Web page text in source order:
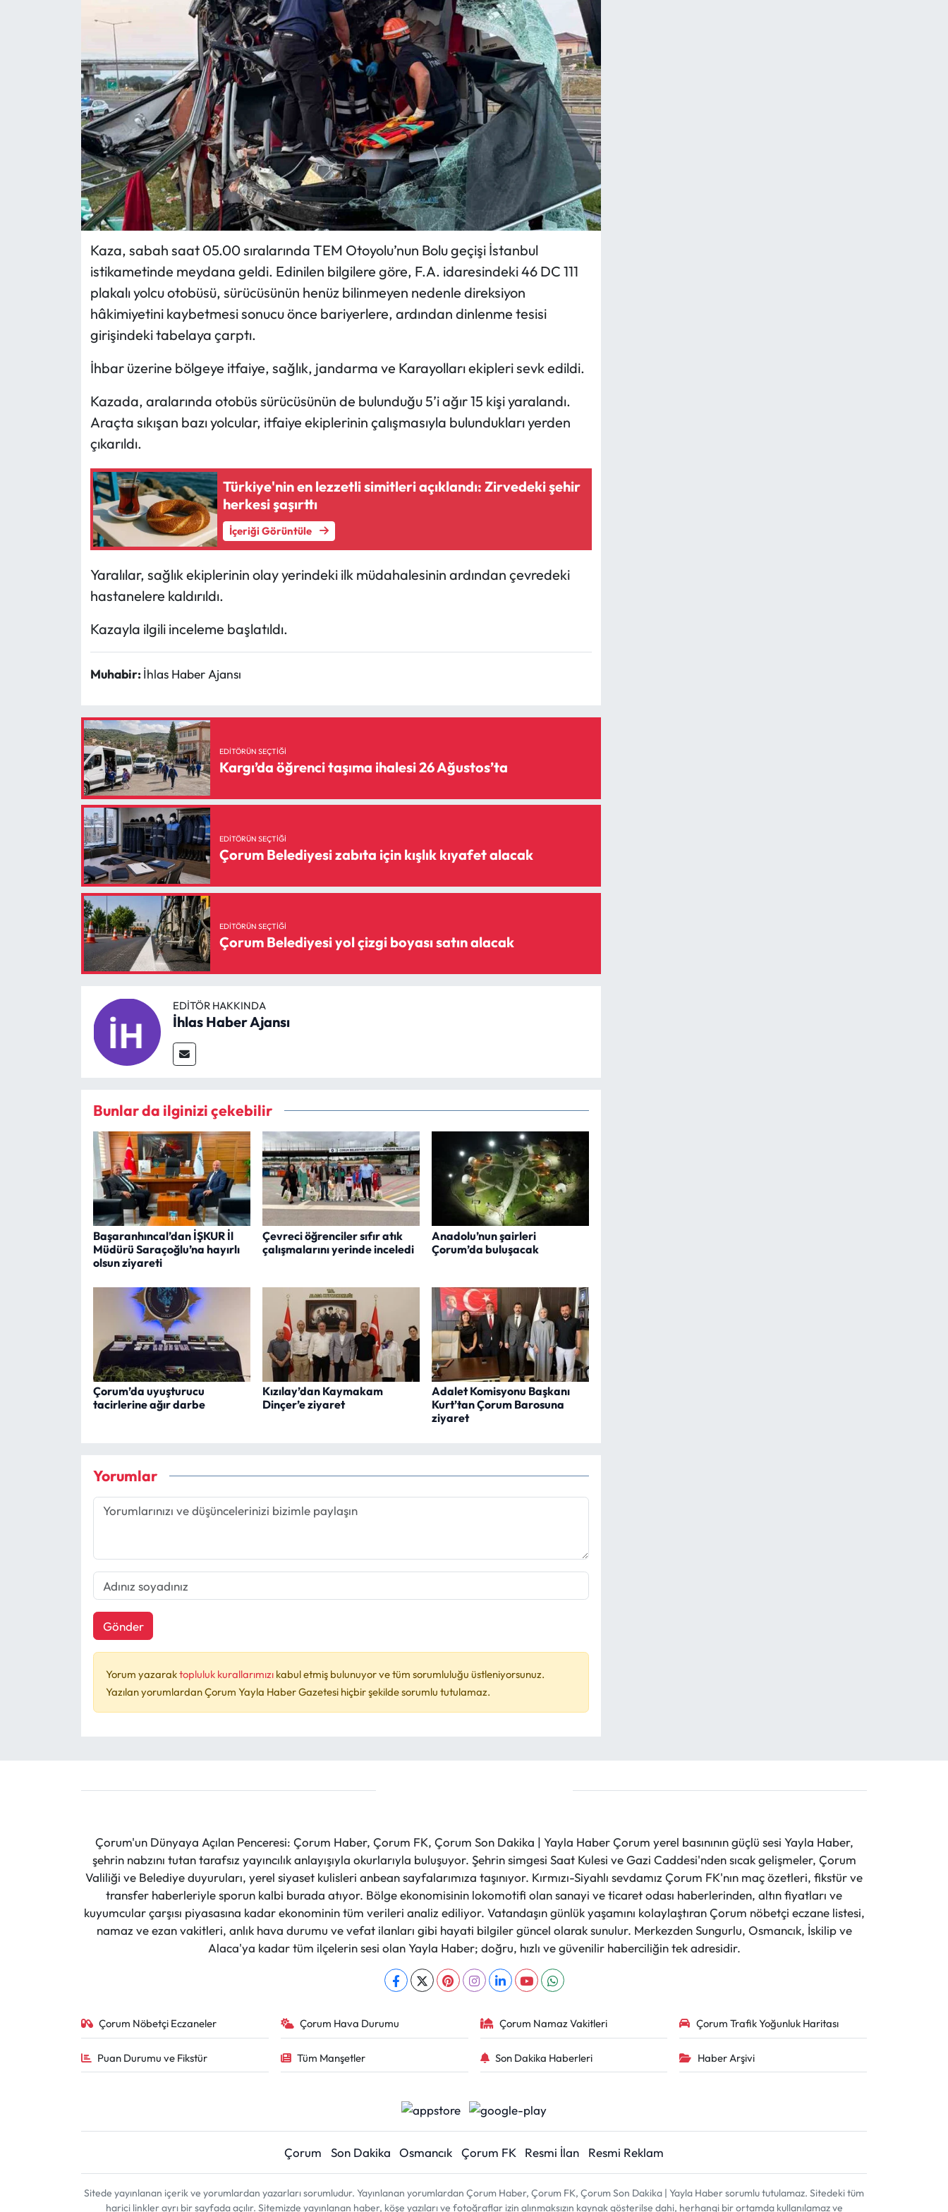
Kaza, sabah saat 05.00 sıralarında TEM Otoyolu’nun Bolu geçişi İstanbul
istikametinde meydana geldi. Edinilen bilgilere göre, F.A. idaresindeki 46 DC 111
plakalı yolcu otobüsü, sürücüsünün henüz bilinmeyen nedenle direksiyon
hâkimiyetini kaybetmesi sonucu önce bariyerlere, ardından dinlenme tesisi
girişindeki tabelaya çarptı.
İhbar üzerine bölgeye itfaiye, sağlık, jandarma ve Karayolları ekipleri sevk edildi.
Kazada, aralarında otobüs sürücüsünün de bulunduğu 5’i ağır 15 kişi yaralandı.
Araçta sıkışan bazı yolcular, itfaiye ekiplerinin çalışmasıyla bulundukları yerden
çıkarıldı.
Türkiye'nin en lezzetli simitleri açıklandı: Zirvedeki şehir
herkesi şaşırttı
İçeriği Görüntüle
Yaralılar, sağlık ekiplerinin olay yerindeki ilk müdahalesinin ardından çevredeki
hastanelere kaldırıldı.
Kazayla ilgili inceleme başlatıldı.
Muhabir: İhlas Haber Ajansı
EDITÖRÜN SEÇTIĞI
Kargı’da öğrenci taşıma ihalesi 26 Ağustos’ta
EDITÖRÜN SEÇTIĞI
Çorum Belediyesi zabıta için kışlık kıyafet alacak
EDITÖRÜN SEÇTIĞI
Çorum Belediyesi yol çizgi boyası satın alacak
EDITÖR HAKKINDA
İhlas Haber Ajansı
Bunlar da ilginizi çekebilir
Başaranhıncal’dan İŞKUR İl
Müdürü Saraçoğlu’na hayırlı
olsun ziyareti
Çevreci öğrenciler sıfır atık
çalışmalarını yerinde inceledi
Anadolu’nun şairleri
Çorum’da buluşacak
Çorum’da uyuşturucu
tacirlerine ağır darbe
Kızılay’dan Kaymakam
Dinçer’e ziyaret
Adalet Komisyonu Başkanı
Kurt’tan Çorum Barosuna
ziyaret
Yorumlar
Gönder
Yorum yazaraktopluluk kurallarımızı kabul etmiş bulunuyor ve tüm sorumluluğu üstleniyorsunuz.
Yazılan yorumlardan Çorum Yayla Haber Gazetesi hiçbir şekilde sorumlu tutulamaz.
Çorum'un Dünyaya Açılan Penceresi: Çorum Haber, Çorum FK, Çorum Son Dakika | Yayla Haber Çorum yerel basınının güçlü sesi Yayla Haber,
şehrin nabzını tutan tarafsız yayıncılık anlayışıyla okurlarıyla buluşuyor. Şehrin simgesi Saat Kulesi ve Gazi Caddesi'nden sıcak gelişmeler, Çorum
Valiliği ve Belediye duyuruları, yerel siyaset kulisleri anbean sayfalarımıza taşınıyor. Kırmızı-Siyahlı sevdamız Çorum FK'nın maç özetleri, fikstür ve
transfer haberleriyle sporun kalbi burada atıyor. Bölge ekonomisinin lokomotifi olan sanayi ve ticaret odası haberlerinden, altın fiyatları ve
kuyumcular çarşısı piyasasına kadar ekonominin tüm verileri analiz ediliyor. Vatandaşın günlük yaşamını kolaylaştıran Çorum nöbetçi eczane listesi,
namaz ve ezan vakitleri, anlık hava durumu ve vefat ilanları gibi hayati bilgiler güncel olarak sunulur. Merkezden Sungurlu, Osmancık, İskilip ve
Alaca'ya kadar tüm ilçelerin sesi olan Yayla Haber; doğru, hızlı ve güvenilir haberciliğin tek adresidir.
Çorum Nöbetçi Eczaneler Çorum Hava Durumu Çorum Namaz Vakitleri Çorum Trafik Yoğunluk Haritası
Puan Durumu ve Fikstür Tüm Manşetler Son Dakika Haberleri Haber Arşivi
Çorum Son Dakika Osmancık Çorum FK Resmi İlan Resmi Reklam
Sitede yayınlanan içerik ve yorumlardan yazarları sorumludur. Yayınlanan yorumlardan Çorum Haber, Çorum FK, Çorum Son Dakika | Yayla Haber sorumlu tutulamaz. Sitedeki tüm
harici linkler ayrı bir sayfada açılır. Sitemizde yayınlanan haber, köşe yazıları ve fotoğraflar izin alınmaksızın kaynak gösterilse dahi, herhangi bir ortamda kullanılamaz ve
Ekonomi
İskilip Haberleri
Kargı Haberleri
Kimdir?
Laçin Haberleri
Ortaköy Haberleri
Osmancık Haberleri
Otomotiv
Resmi İlan
Uğurludağ Haberleri
Yayla Haber
Yemek Tarifleri
Yerel Haberler